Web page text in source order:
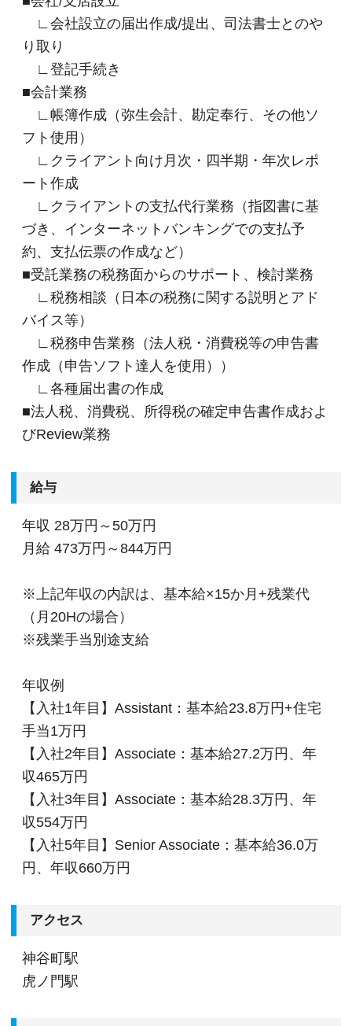
∟会社設立の届出作成/提出、司法書士とのや
り取り
∟登記手続き
■会計業務
∟帳簿作成（弥生会計、勘定奉行、その他ソ
フト使用）
∟クライアント向け月次・四半期・年次レポ
ート作成
∟クライアントの支払代行業務（指図書に基
づき、インターネットバンキングでの支払予
約、支払伝票の作成など）
■受託業務の税務面からのサポート、検討業務
∟税務相談（日本の税務に関する説明とアド
バイス等）
∟税務申告業務（法人税・消費税等の申告書
作成（申告ソフト達人を使用））
∟各種届出書の作成
■法人税、消費税、所得税の確定申告書作成およ
びReview業務
給与
年収 28万円～50万円
月給 473万円～844万円
※上記年収の内訳は、基本給×15か月+残業代
（月20Hの場合）
※残業手当別途支給
年収例
【入社1年目】Assistant：基本給23.8万円+住宅
手当1万円
【入社2年目】Associate：基本給27.2万円、年
収465万円
【入社3年目】Associate：基本給28.3万円、年
収554万円
【入社5年目】Senior Associate：基本給36.0万
円、年収660万円
アクセス
神谷町駅
虎ノ門駅